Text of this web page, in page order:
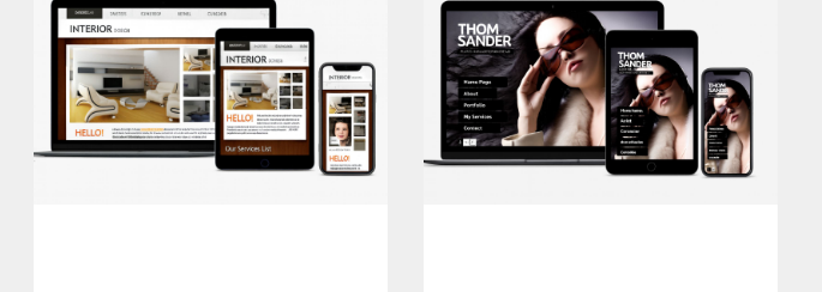
İNCELE
SATIN AL
İNCELE
SATIN AL